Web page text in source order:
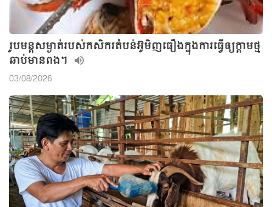
រូបមន្ដសម្ងាត់របស់កសិករតំបន់អ៊ូមិញធឿងក្នុងការធ្វើឲ្យក្ដាមថ្ម
ឆាប់មានពង។
03/08/2026